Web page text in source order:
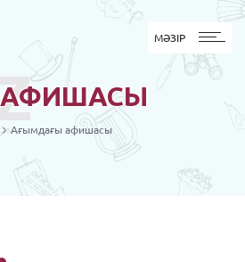
MӘЗІР
МӘЗІР
АФИШАСЫ
Ағымдағы афишасы